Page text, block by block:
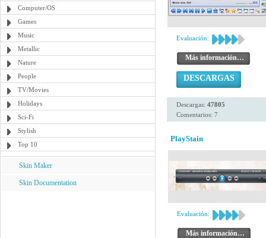
Computer/OS
Games
Music
Metallic
Nature
People
TV/Movies
Holidays
Sci-Fi
Stylish
Top 10
Skin Maker
Skin Documentation
Evaluación:
Más información…
DESCARGAS
Descargas: 47805
Comentarios: 7
PlayStain
Evaluación:
Más información…